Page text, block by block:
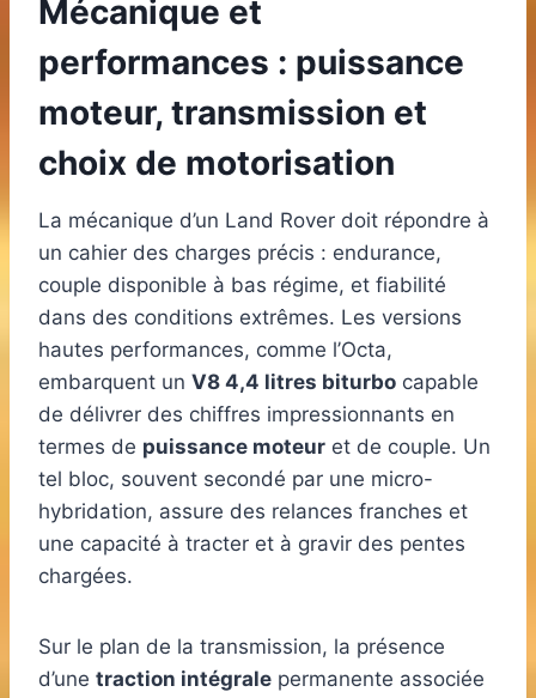
Mécanique et
performances : puissance
moteur, transmission et
choix de motorisation
La mécanique d’un Land Rover doit répondre à
un cahier des charges précis : endurance,
couple disponible à bas régime, et fiabilité
dans des conditions extrêmes. Les versions
hautes performances, comme l’Octa,
embarquent un V8 4,4 litres biturbo capable
de délivrer des chiffres impressionnants en
termes de puissance moteur et de couple. Un
tel bloc, souvent secondé par une micro-
hybridation, assure des relances franches et
une capacité à tracter et à gravir des pentes
chargées.
Sur le plan de la transmission, la présence
d’une traction intégrale permanente associée